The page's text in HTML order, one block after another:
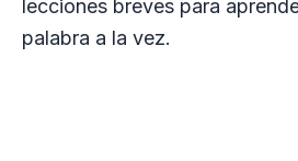
lecciones breves para
palabra a la vez.